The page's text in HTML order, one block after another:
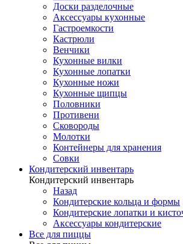
Доски разделочные
Аксессуары кухонные
Гастроемкости
Кастрюли
Венчики
Кухонные вилки
Кухонные лопатки
Кухонные ножи
Кухонные щипцы
Половники
Противени
Сковороды
Молотки
Контейнеры для хранения
Совки
Кондитерский инвентарь
Кондитерский инвентарь
Назад
Кондитерские кольца и формы
Кондитерские лопатки и
Аксессуары кондитерские
Все для пиццы